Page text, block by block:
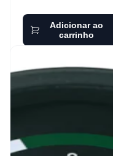
Adicionar ao
carrinho